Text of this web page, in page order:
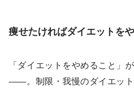
痩せたければダイエットを
「ダイエットをやめること」
——。制限・我慢のダイエット